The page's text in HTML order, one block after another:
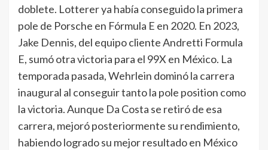
doblete. Lotterer ya había conseguido la primera
pole de Porsche en Fórmula E en 2020. En 2023,
Jake Dennis, del equipo cliente Andretti Formula
E, sumó otra victoria para el 99X en México. La
temporada pasada, Wehrlein dominó la carrera
inaugural al conseguir tanto la pole position como
la victoria. Aunque Da Costa se retiró de esa
carrera, mejoró posteriormente su rendimiento,
habiendo logrado su mejor resultado en México